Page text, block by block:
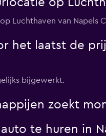
op
op Luchthaven van
het laatst de
bijgewerkt.
zoekt
te huren in